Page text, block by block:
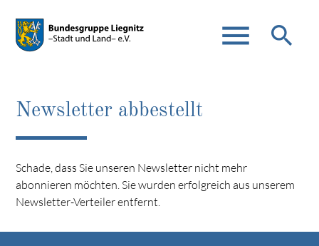
menu search
Suchbegriffe
Newsletter abbestellt
Schade, dass Sie unseren Newsletter nicht mehr
abonnieren möchten. Sie wurden erfolgreich aus unserem
Newsletter-Verteiler entfernt.